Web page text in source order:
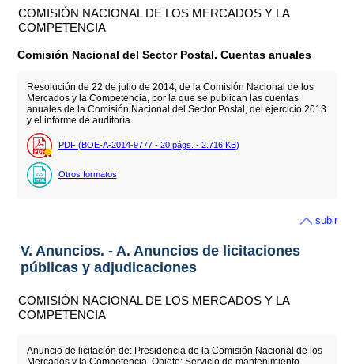
COMISIÓN NACIONAL DE LOS MERCADOS Y LA
COMPETENCIA
Comisión Nacional del Sector Postal. Cuentas anuales
Resolución de 22 de julio de 2014, de la Comisión Nacional de los
Mercados y la Competencia, por la que se publican las cuentas
anuales de la Comisión Nacional del Sector Postal, del ejercicio 2013
y el informe de auditoría.
PDF (BOE-A-2014-9777 - 20 págs. - 2.716 KB)
Otros formatos
subir
V. Anuncios. - A. Anuncios de licitaciones
públicas y adjudicaciones
COMISIÓN NACIONAL DE LOS MERCADOS Y LA
COMPETENCIA
Anuncio de licitación de: Presidencia de la Comisión Nacional de los
Mercados y la Competencia. Objeto: Servicio de mantenimiento